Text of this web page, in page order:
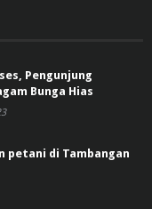
Pengunjung
Bunga Hias
petani di Tambangan